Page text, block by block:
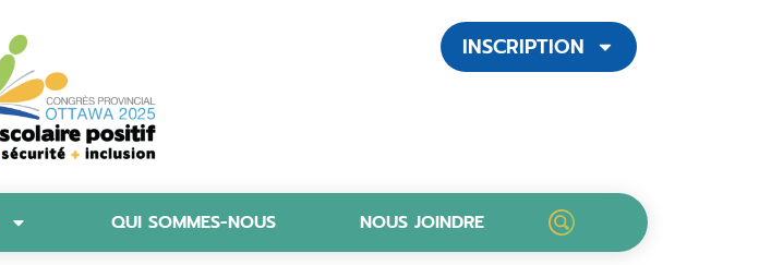
INSCRIPTION
QUI SOMMES-NOUS NOUS JOINDRE LANCER UNE